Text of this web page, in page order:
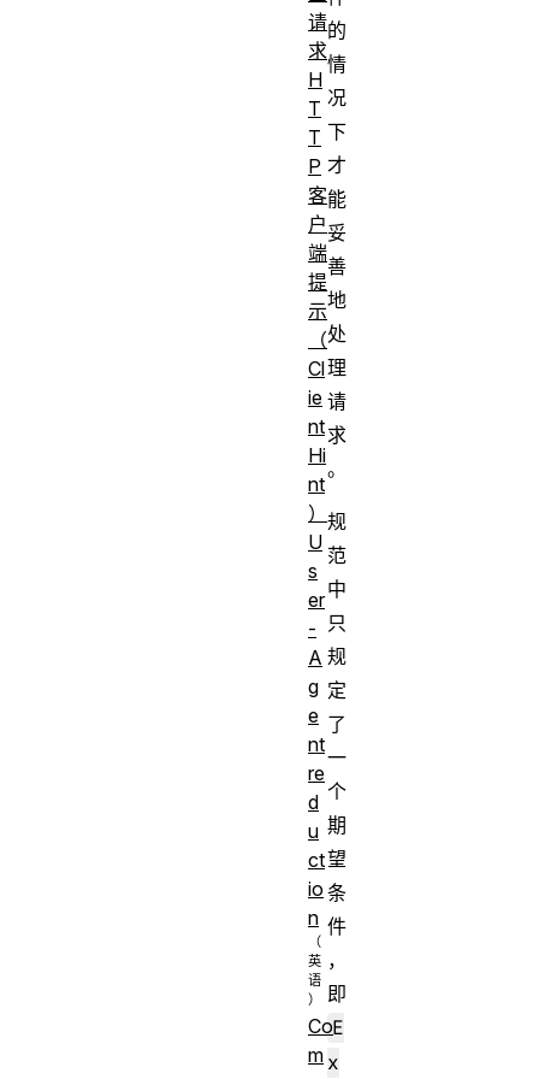
的
情
况
下
才
能
妥
善
地
处
理
请
求
。
规
范
中
只
规
定
了
一
个
期
望
条
件
，
即
E
x
请
求
H
T
T
P
客
户
端
提
示
（
Cl
ie
nt
Hi
nt
）
U
s
er
-
A
g
e
nt
re
d
u
ct
io
n
Co
m